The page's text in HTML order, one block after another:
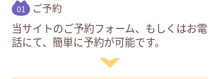
01 ご予約
当サイトのご予約フォーム、もしくはお電
話にて、簡単に予約が可能です。